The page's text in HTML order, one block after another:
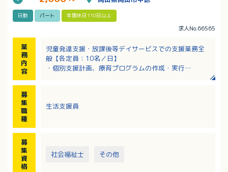
日勤 パート 年間休日110日以上
求人No.66565
業
務
内
容
児童発達支援・放課後等デイサービスでの支援業務全
般【各定員：10名／日】
・個別支援計画、療育プログラムの作成・実行
※近隣への送迎業務をお願いする事があります
募
集
職
種
生活支援員
募
集
資
格
社会福祉士 その他